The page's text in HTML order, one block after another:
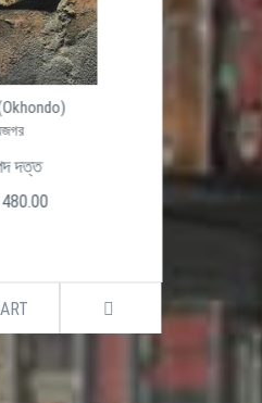
শামসুদ্দীন চৌধুরী
DETAILS